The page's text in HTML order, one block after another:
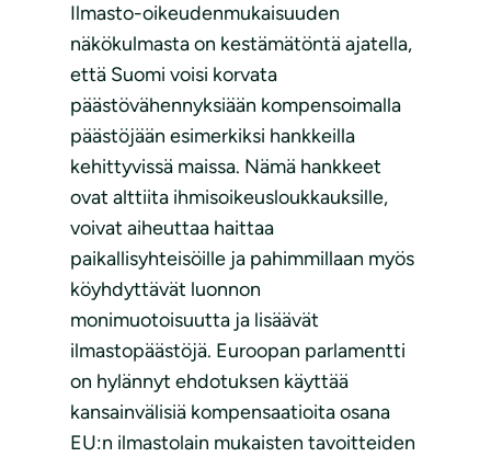
Ilmasto-oikeudenmukaisuuden
näkökulmasta on kestämätöntä ajatella,
että Suomi voisi korvata
päästövähennyksiään kompensoimalla
päästöjään esimerkiksi hankkeilla
kehittyvissä maissa. Nämä hankkeet
ovat alttiita ihmisoikeusloukkauksille,
voivat aiheuttaa haittaa
paikallisyhteisöille ja pahimmillaan myös
köyhdyttävät luonnon
monimuotoisuutta ja lisäävät
ilmastopäästöjä. Euroopan parlamentti
on hylännyt ehdotuksen käyttää
kansainvälisiä kompensaatioita osana
EU:n ilmastolain mukaisten tavoitteiden